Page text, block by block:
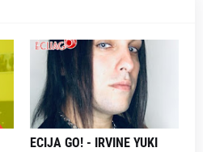
ECIJA GO! - IRVINE YUKI